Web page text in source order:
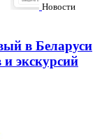
Новости
в Беларуси
экскурсий